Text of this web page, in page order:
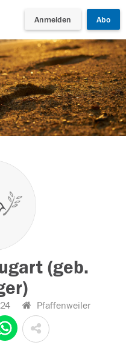
Anmelden Abo
(geb.
Pfaffenweiler